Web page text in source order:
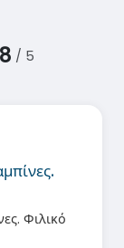
/ 5
Φιλικό